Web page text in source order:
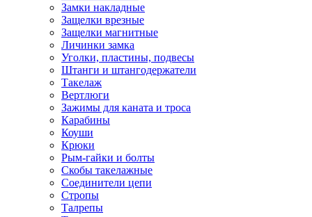
Замки накладные
Защелки врезные
Защелки магнитные
Личинки замка
Уголки, пластины, подвесы
Штанги и штангодержатели
Такелаж
Вертлюги
Зажимы для каната и троса
Карабины
Коуши
Крюки
Рым-гайки и болты
Скобы такелажные
Соединители цепи
Стропы
Талрепы